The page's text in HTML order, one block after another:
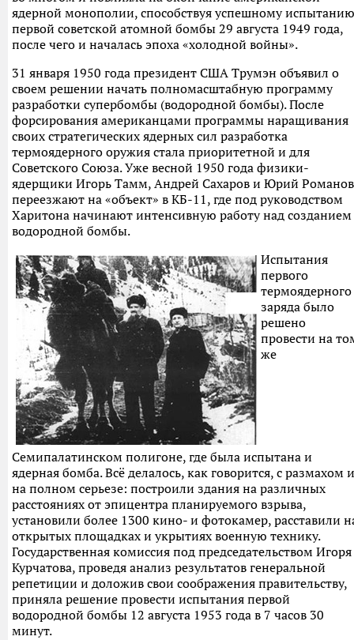
ядерной монополии, способствуя успешному испытанию
первой советской атомной бомбы 29 августа 1949 года,
после чего и началась эпоха «холодной войны».
31 января 1950 года президент США Трумэн объявил о
своем решении начать полномасштабную программу
разработки супербомбы (водородной бомбы). После
форсирования американцами программы наращивания
своих стратегических ядерных сил разработка
термоядерного оружия стала приоритетной и для
Советского Союза. Уже весной 1950 года физики-
ядерщики Игорь Тамм, Андрей Сахаров и Юрий Романов
переезжают на «объект» в КБ-11, где под руководством
Харитона начинают интенсивную работу над созданием
водородной бомбы.
Испытания
первого
термоядерного
заряда было
решено
провести на
же
Семипалатинском полигоне, где была испытана и
ядерная бомба. Всё делалось, как говорится, с размахом и
на полном серьезе: построили здания на различных
расстояниях от эпицентра планируемого взрыва,
установили более 1300 кино- и фотокамер, расставили
открытых площадках и укрытиях военную технику.
Государственная комиссия под председательством Игоря
Курчатова, проведя анализ результатов генеральной
репетиции и доложив свои соображения правительству,
приняла решение провести испытания первой
водородной бомбы 12 августа 1953 года в 7 часов 30
минут.